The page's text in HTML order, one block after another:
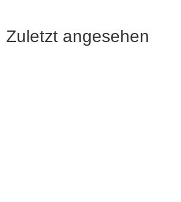
Zuletzt angesehen